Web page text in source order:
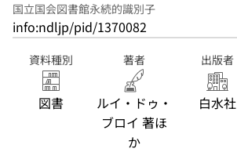
国立国会図書館永続的識別子
info:ndljp/pid/1370082
資料種別
図書
著者
ルイ・ドゥ・
ブロイ 著ほ
か
出版者
白水社